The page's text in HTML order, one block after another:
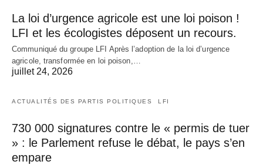
La loi d’urgence agricole est une loi poison !
LFI et les écologistes déposent un recours.
Communiqué du groupe LFI Après l’adoption de la loi d’urgence
agricole, transformée en loi poison,…
juillet 24, 2026
ACTUALITÉS DES PARTIS POLITIQUES LFI
730 000 signatures contre le « permis de tuer
» : le Parlement refuse le débat, le pays s’en
empare